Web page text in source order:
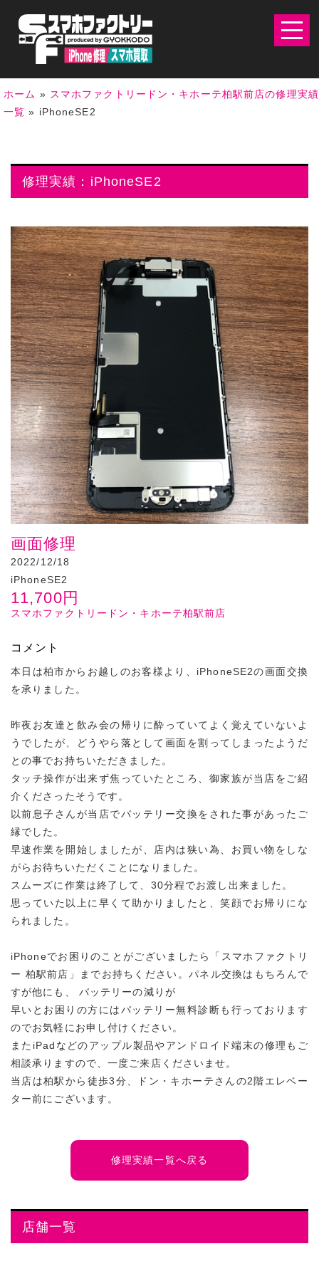
ホーム » スマホファクトリードン・キホーテ柏駅前店の修理実績
一覧 » iPhoneSE2
修理実績：iPhoneSE2
画面修理
2022/12/18
iPhoneSE2
11,700 円
スマホファクトリードン・キホーテ柏駅前店
コメント
本日は柏市からお越しのお客様より、iPhoneSE2の画面交換
を承りました。
昨夜お友達と飲み会の帰りに酔っていてよく覚えていないよ
うでしたが、どうやら落として画面を割ってしまったようだ
との事でお持ちいただきました。
タッチ操作が出来ず焦っていたところ、御家族が当店をご紹
介くださったそうです。
以前息子さんが当店でバッテリー交換をされた事があったご
縁でした。
早速作業を開始しましたが、店内は狭い為、お買い物をしな
がらお待ちいただくことになりました。
スムーズに作業は終了して、30分程でお渡し出来ました。
思っていた以上に早くて助かりましたと、笑顔でお帰りにな
られました。
iPhoneでお困りのことがございましたら「スマホファクトリ
ー 柏駅前店」までお持ちください。パネル交換はもちろんで
すが他にも、 バッテリーの減りが
早いとお困りの方にはバッテリー無料診断も行っております
のでお気軽にお申し付けください。
またiPadなどのアップル製品やアンドロイド端末の修理もご
相談承りますので、一度ご来店くださいませ。
当店は柏駅から徒歩3分、ドン・キホーテさんの2階エレベー
ター前にございます。
修理実績一覧へ戻る
店舗一覧